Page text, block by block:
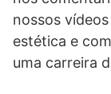
nossos
estética e
uma carreira